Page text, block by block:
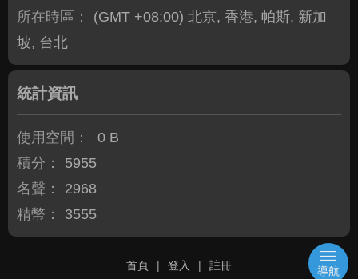
所在時區：
(GMT +08:00) 北京, 香港, 帕斯, 新加
坡, 台北
統計資訊
使用空間：
0 B
積分：
5955
名聲：
2968
精幣：
3555
首頁 | 登入 | 註冊 導航